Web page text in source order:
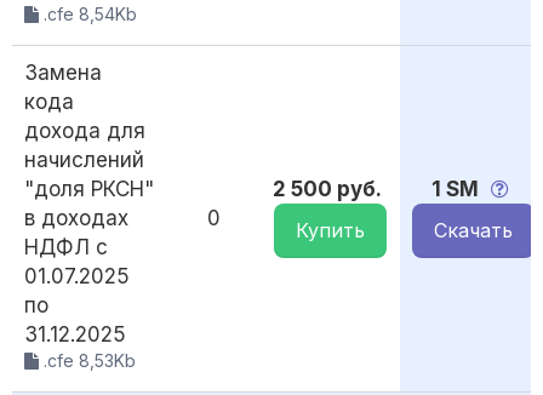
.cfe 8,54Kb
Замена
кода
дохода для
начислений
"доля РКСН"
в доходах
НДФЛ с
01.07.2025
по
31.12.2025
.cfe 8,53Kb
0
2 500 руб.
Купить
1 SM
Скачать